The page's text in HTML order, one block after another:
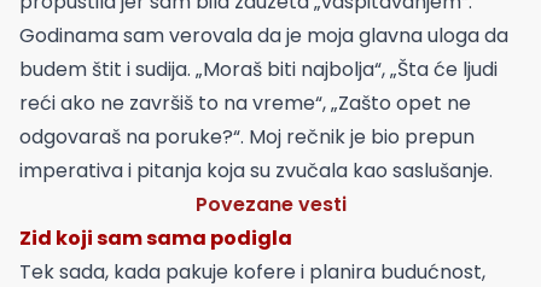
Godinama sam verovala da je moja glavna uloga da
budem štit i sudija. „Moraš biti najbolja“, „Šta će ljudi
reći ako ne završiš to na vreme“, „Zašto opet ne
odgovaraš na poruke?“. Moj rečnik je bio prepun
imperativa i pitanja koja su zvučala kao saslušanje.
Povezane vesti
Zid koji sam sama podigla
Tek sada, kada pakuje kofere i planira budućnost,